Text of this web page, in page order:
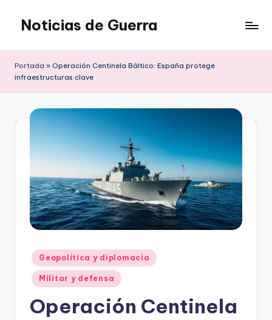
Saltar
contenido
Noticias de Guerra
Portada » Operación Centinela Báltico: España protege
infraestructuras clave
Publicado
en
Geopolítica y diplomacia
Militar y defensa
Operación Centinela